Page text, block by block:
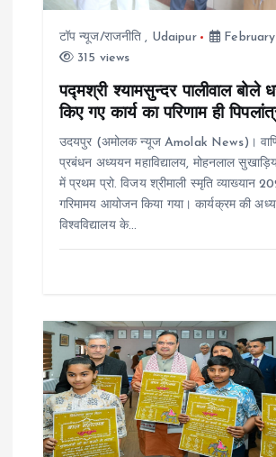
टॉप न्यूज/राजनीति , Udaipur
315 views
पद्मश्री श्यामसुन्दर पालीवाल बोले
किए गए कार्य का परिणाम ही
उदयपुर (अमोलक न्यूज Amolak News)।
प्रबंधन अध्ययन महाविद्यालय, मोहनलाल
में प्रथम प्रो. विजय श्रीमाली स्मृति व्याख्यान
गरिमामय आयोजन किया गया। कार्यक्रम की
विश्वविद्यालय के…